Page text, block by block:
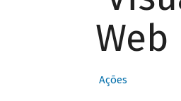
Web
Ações